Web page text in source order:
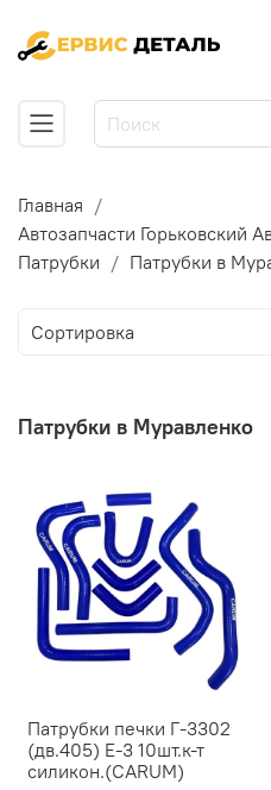
Главная
Автозапчасти Горьковский
Патрубки
Патрубки в
Патрубки в Муравленко
Патрубки печки Г-3302
(дв.405) Е-3 10шт.к-т
силикон.(CARUM)